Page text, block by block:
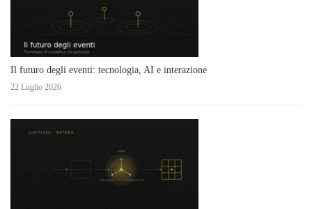
Il futuro degli eventi: tecnologia, AI e interazione
22 Luglio 2026